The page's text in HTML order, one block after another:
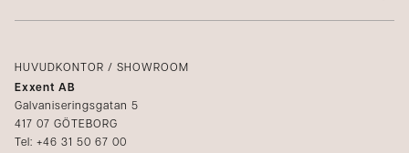
Integritetspolicy
Kataloger
Mediabank
Bli återförsäljare
HUVUDKONTOR / SHOWROOM
Exxent AB
Galvaniseringsgatan 5
417 07 GÖTEBORG
Tel: +46 31 50 67 00